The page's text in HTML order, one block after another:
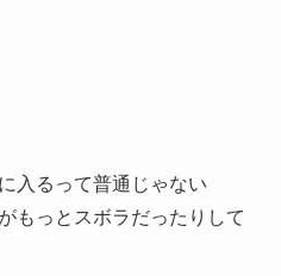
入るって普通じゃない
もっとスボラだったりして